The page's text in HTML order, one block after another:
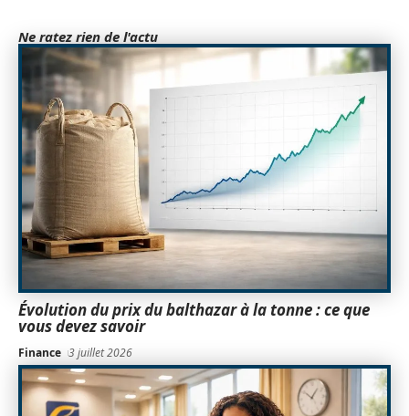
Ne ratez rien de l'actu
Évolution du prix du balthazar à la tonne : ce que
vous devez savoir
Finance 3 juillet 2026